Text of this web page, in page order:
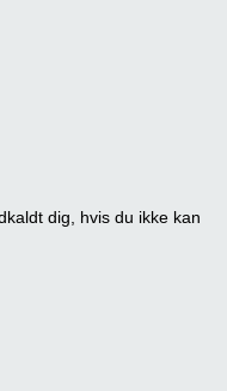
dig, hvis du ikke kan